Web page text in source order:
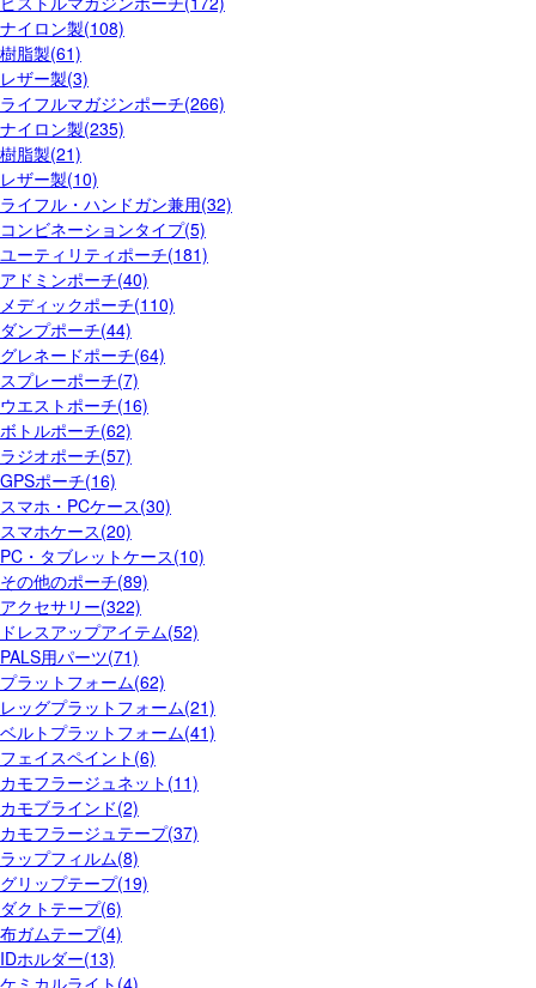
ナイロン製(108)
樹脂製(61)
レザー製(3)
ライフルマガジンポーチ(266)
ナイロン製(235)
樹脂製(21)
レザー製(10)
ライフル・ハンドガン兼用(32)
コンビネーションタイプ(5)
ユーティリティポーチ(181)
アドミンポーチ(40)
メディックポーチ(110)
ダンプポーチ(44)
グレネードポーチ(64)
スプレーポーチ(7)
ウエストポーチ(16)
ボトルポーチ(62)
ラジオポーチ(57)
GPSポーチ(16)
スマホ・PCケース(30)
スマホケース(20)
PC・タブレットケース(10)
その他のポーチ(89)
アクセサリー(322)
ドレスアップアイテム(52)
PALS用パーツ(71)
プラットフォーム(62)
レッグプラットフォーム(21)
ベルトプラットフォーム(41)
フェイスペイント(6)
カモフラージュネット(11)
カモブラインド(2)
カモフラージュテープ(37)
ラップフィルム(8)
グリップテープ(19)
ダクトテープ(6)
布ガムテープ(4)
IDホルダー(13)
ケミカルライト(4)